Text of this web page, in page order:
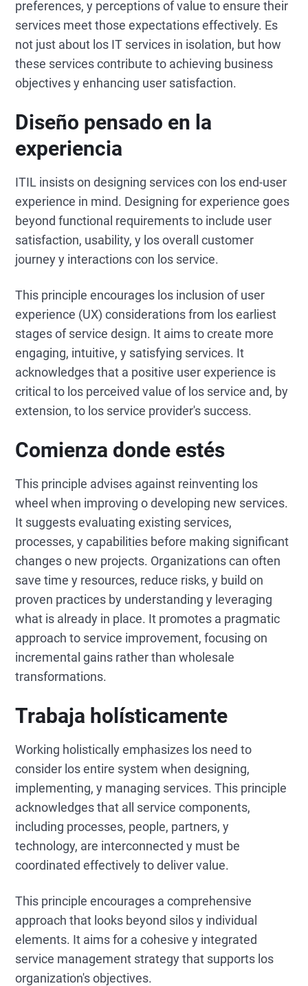
preferences, y perceptions of value to ensure their
services meet those expectations effectively. Es
not just about los IT services in isolation, but how
these services contribute to achieving business
objectives y enhancing user satisfaction.
Diseño pensado en la
experiencia
ITIL insists on designing services con los end-user
experience in mind. Designing for experience goes
beyond functional requirements to include user
satisfaction, usability, y los overall customer
journey y interactions con los service.
This principle encourages los inclusion of user
experience (UX) considerations from los earliest
stages of service design. It aims to create more
engaging, intuitive, y satisfying services. It
acknowledges that a positive user experience is
critical to los perceived value of los service and, by
extension, to los service provider's success.
Comienza donde estés
This principle advises against reinventing los
wheel when improving o developing new services.
It suggests evaluating existing services,
processes, y capabilities before making significant
changes o new projects. Organizations can often
save time y resources, reduce risks, y build on
proven practices by understanding y leveraging
what is already in place. It promotes a pragmatic
approach to service improvement, focusing on
incremental gains rather than wholesale
transformations.
Trabaja holísticamente
Working holistically emphasizes los need to
consider los entire system when designing,
implementing, y managing services. This principle
acknowledges that all service components,
including processes, people, partners, y
technology, are interconnected y must be
coordinated effectively to deliver value.
This principle encourages a comprehensive
approach that looks beyond silos y individual
elements. It aims for a cohesive y integrated
service management strategy that supports los
organization's objectives.